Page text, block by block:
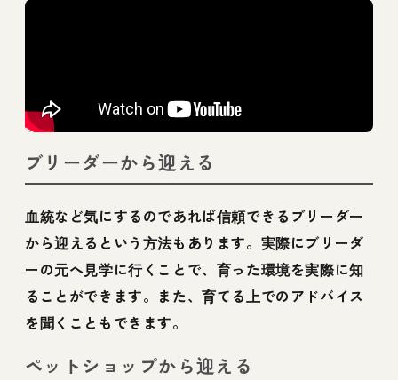
ブリーダーから迎える
血統など気にするのであれば信頼できるブリーダー
から迎えるという方法もあります。実際にブリーダ
ーの元へ見学に行くことで、育った環境を実際に知
ることができます。また、育てる上でのアドバイス
を聞くこともできます。
ペットショップから迎える